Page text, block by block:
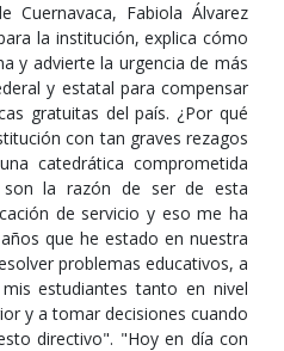
Cuernavaca, Fabiola Álvarez
la institución, explica cómo
y advierte la urgencia de más
y estatal para compensar
gratuitas del país. ¿Por qué
con tan graves rezagos
catedrática comprometida
son la razón de ser de esta
de servicio y eso me ha
que he estado en nuestra
problemas educativos, a
estudiantes tanto en nivel
y a tomar decisiones cuando
directivo". "Hoy en día con